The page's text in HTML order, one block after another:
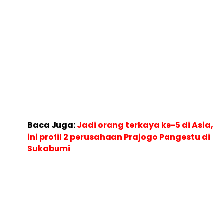
Baca Juga:Jadi orang terkaya ke-5 di Asia,
ini profil 2 perusahaan Prajogo Pangestu di
Sukabumi